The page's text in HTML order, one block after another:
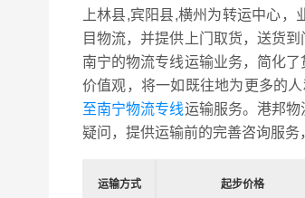
上林县,宾阳县,横州为转运中心
目物流，并提供上门取货，送货
南宁的物流专线运输业务，简化
价值观，将一如既往地为更多的
至南宁物流专线运输服务。港邦
疑问，提供运输前的完善咨询服务
运输方式 起步价格